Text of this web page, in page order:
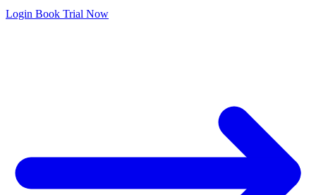
Login Book Trial Now